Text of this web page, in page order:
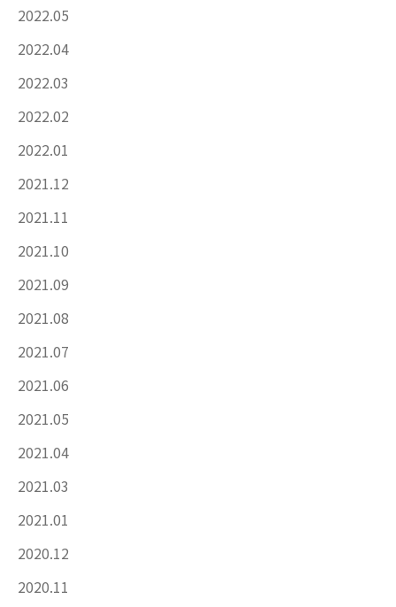
2022.05
2022.04
2022.03
2022.02
2022.01
2021.12
2021.11
2021.10
2021.09
2021.08
2021.07
2021.06
2021.05
2021.04
2021.03
2021.01
2020.12
2020.11